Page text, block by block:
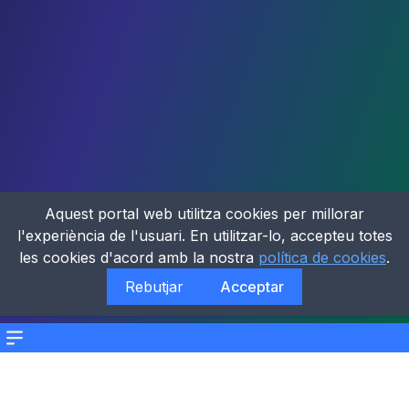
Menu
Aquest portal web utilitza cookies per millorar
l'experiència de l'usuari. En utilitzar-lo, accepteu totes
les cookies d'acord amb la nostra política de cookies.
Rebutjar
Acceptar